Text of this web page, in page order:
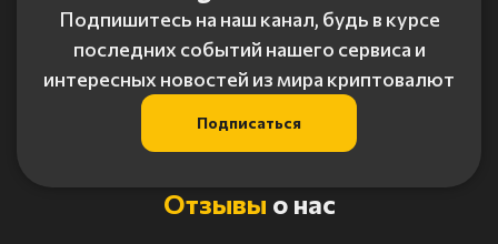
Подпишитесь на наш канал, будь в курсе
последних событий нашего сервиса и
интересных новостей из мира криптовалют
Подписаться
Отзывы о нас